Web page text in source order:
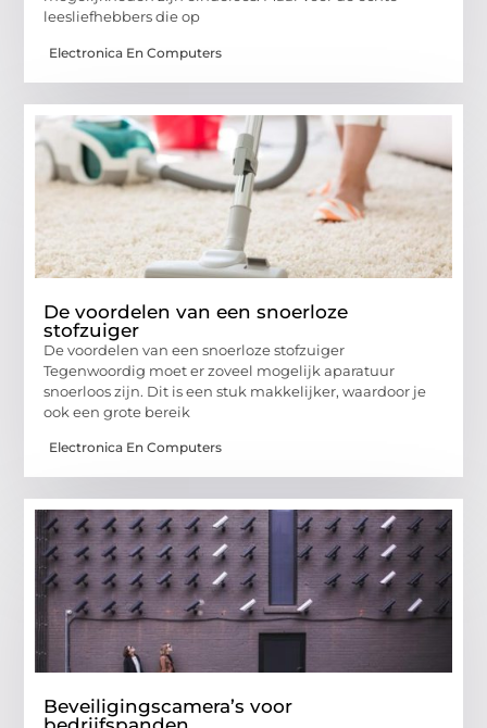
leesliefhebbers die op
Electronica En Computers
De voordelen van een snoerloze
stofzuiger
De voordelen van een snoerloze stofzuiger
Tegenwoordig moet er zoveel mogelijk aparatuur
snoerloos zijn. Dit is een stuk makkelijker, waardoor je
ook een grote bereik
Electronica En Computers
Beveiligingscamera’s voor